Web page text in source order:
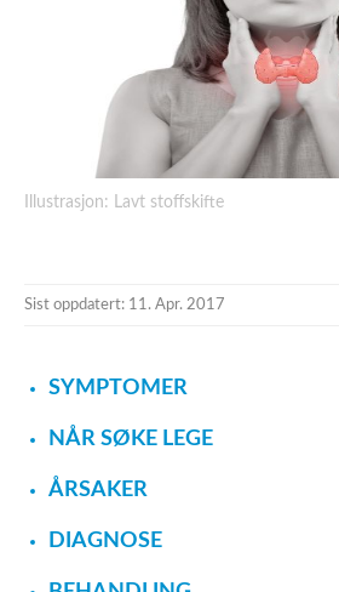
Illustrasjon: Lavt stoffskifte
Sist oppdatert: 11. Apr. 2017
SYMPTOMER
NÅR SØKE LEGE
ÅRSAKER
DIAGNOSE